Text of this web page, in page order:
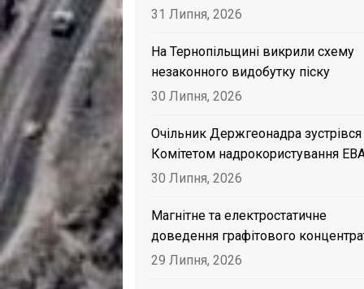
31 Липня, 2026
На Тернопільщині викрили схему
незаконного видобутку піску
30 Липня, 2026
Очільник Держгеонадра зустрівся
Комітетом надрокористування
30 Липня, 2026
Магнітне та електростатичне
доведення графітового
29 Липня, 2026